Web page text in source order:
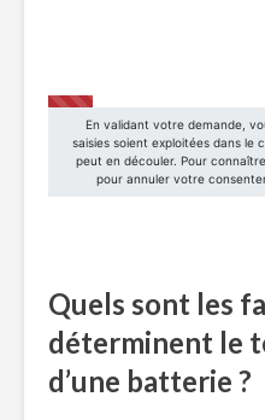
Quels sont les
déterminent le
d’une batterie ?